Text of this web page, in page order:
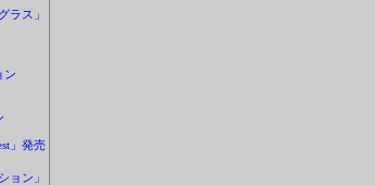
ラス」
ン
」発売
ョン」